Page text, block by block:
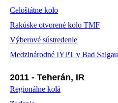
Celoštátne kolo
Rakúske otvorené kolo TMF
Výberové sústredenie
Medzinárodné IYPT v Bad Salgau
2011 - Teherán, IR
Regionálne kolá